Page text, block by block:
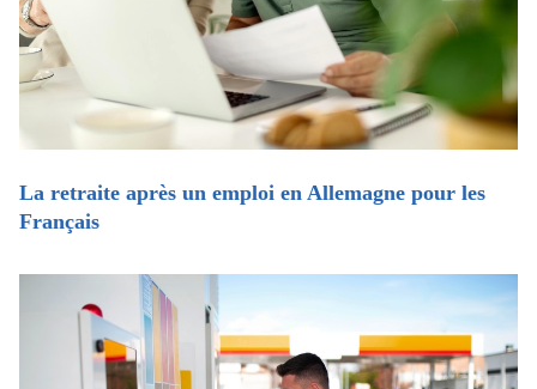
La retraite après un emploi en Allemagne pour les
Français